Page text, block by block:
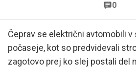
0
Čeprav se električni avtomobili
počaseje, kot so predvidevali
zagotovo prej ko slej postali del